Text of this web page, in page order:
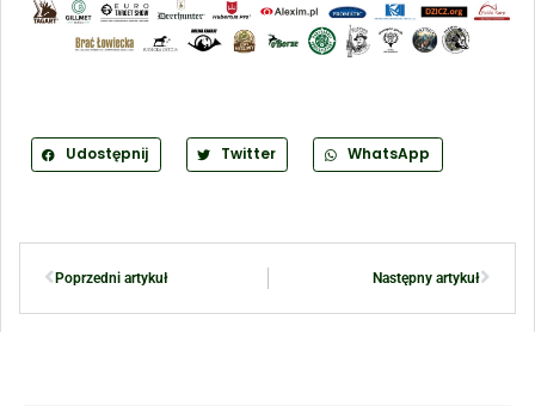
Udostępnij Twitter WhatsApp
Poprzedni artykuł Następny artykuł